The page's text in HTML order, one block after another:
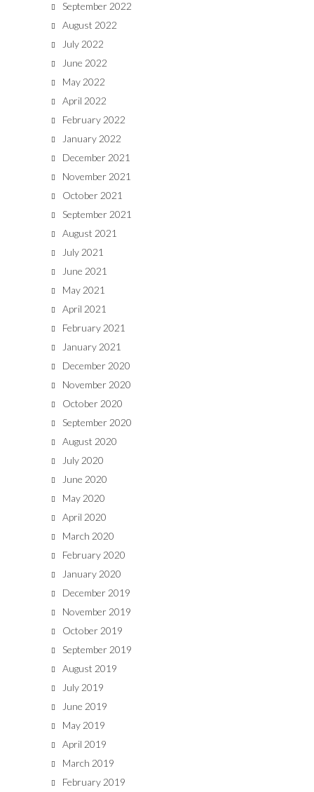
September 2022
August 2022
July 2022
June 2022
May 2022
April 2022
February 2022
January 2022
December 2021
November 2021
October 2021
September 2021
August 2021
July 2021
June 2021
May 2021
April 2021
February 2021
January 2021
December 2020
November 2020
October 2020
September 2020
August 2020
July 2020
June 2020
May 2020
April 2020
March 2020
February 2020
January 2020
December 2019
November 2019
October 2019
September 2019
August 2019
July 2019
June 2019
May 2019
April 2019
March 2019
February 2019